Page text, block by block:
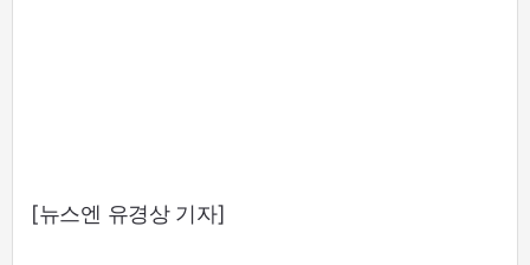
[뉴스엔 유경상 기자]